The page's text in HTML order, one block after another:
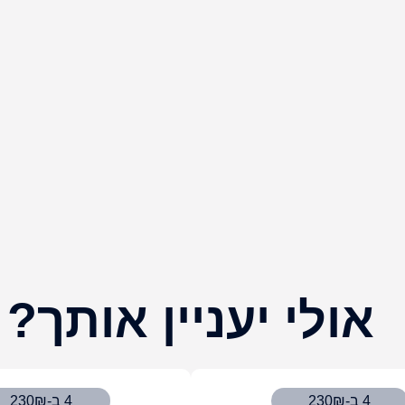
אולי יעניין אותך?
4 ב-230₪ 4 ב-230₪